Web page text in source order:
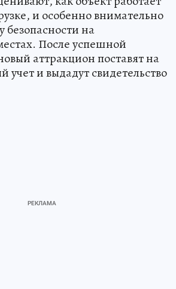
и особенно внимательно
безопасности на
После успешной
аттракцион поставят на
учет и выдадут свидетельство